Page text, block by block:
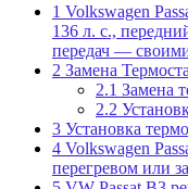
1 Volkswagen
136 л. с.,
передач —
2 Замена
2.1 Замена
2.2
3 Установка
4 Volkswagen
перегревом или